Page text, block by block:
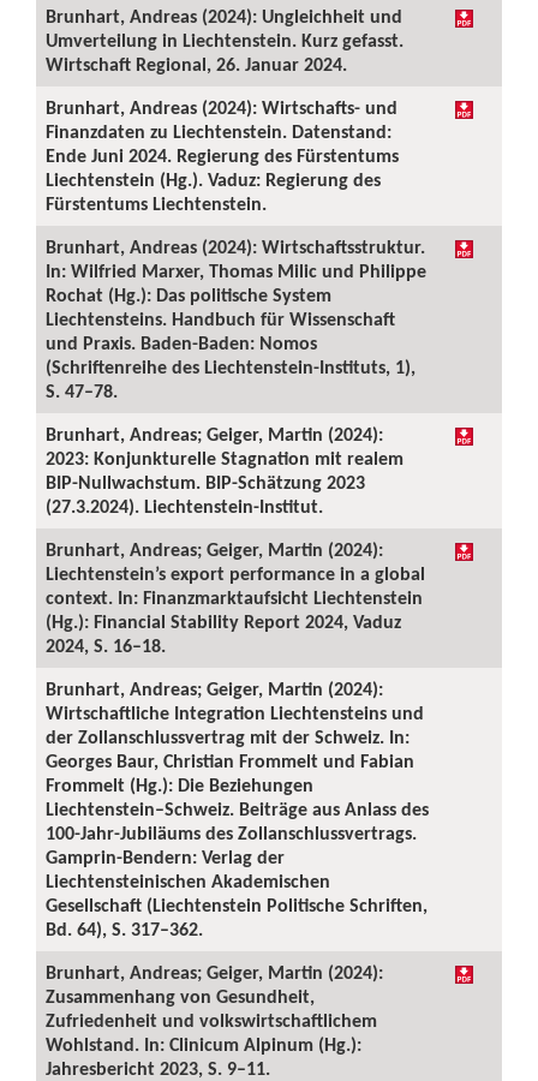
Brunhart, Andreas (2024): Ungleichheit und
Umverteilung in Liechtenstein. Kurz gefasst.
Wirtschaft Regional, 26. Januar 2024.
Brunhart, Andreas (2024): Wirtschafts- und
Finanzdaten zu Liechtenstein. Datenstand:
Ende Juni 2024. Regierung des Fürstentums
Liechtenstein (Hg.). Vaduz: Regierung des
Fürstentums Liechtenstein.
Brunhart, Andreas (2024): Wirtschaftsstruktur.
In: Wilfried Marxer, Thomas Milic und Philippe
Rochat (Hg.): Das politische System
Liechtensteins. Handbuch für Wissenschaft
und Praxis. Baden-Baden: Nomos
(Schriftenreihe des Liechtenstein-Instituts, 1),
S. 47–78.
Brunhart, Andreas; Geiger, Martin (2024):
2023: Konjunkturelle Stagnation mit realem
BIP-Nullwachstum. BIP-Schätzung 2023
(27.3.2024). Liechtenstein-Institut.
Brunhart, Andreas; Geiger, Martin (2024):
Liechtenstein’s export performance in a global
context. In: Finanzmarktaufsicht Liechtenstein
(Hg.): Financial Stability Report 2024, Vaduz
2024, S. 16–18.
Brunhart, Andreas; Geiger, Martin (2024):
Wirtschaftliche Integration Liechtensteins und
der Zollanschlussvertrag mit der Schweiz. In:
Georges Baur, Christian Frommelt und Fabian
Frommelt (Hg.): Die Beziehungen
Liechtenstein–Schweiz. Beiträge aus Anlass des
100-Jahr-Jubiläums des Zollanschlussvertrags.
Gamprin-Bendern: Verlag der
Liechtensteinischen Akademischen
Gesellschaft (Liechtenstein Politische Schriften,
Bd. 64), S. 317–362.
Brunhart, Andreas; Geiger, Martin (2024):
Zusammenhang von Gesundheit,
Zufriedenheit und volkswirtschaftlichem
Wohlstand. In: Clinicum Alpinum (Hg.):
Jahresbericht 2023, S. 9–11.